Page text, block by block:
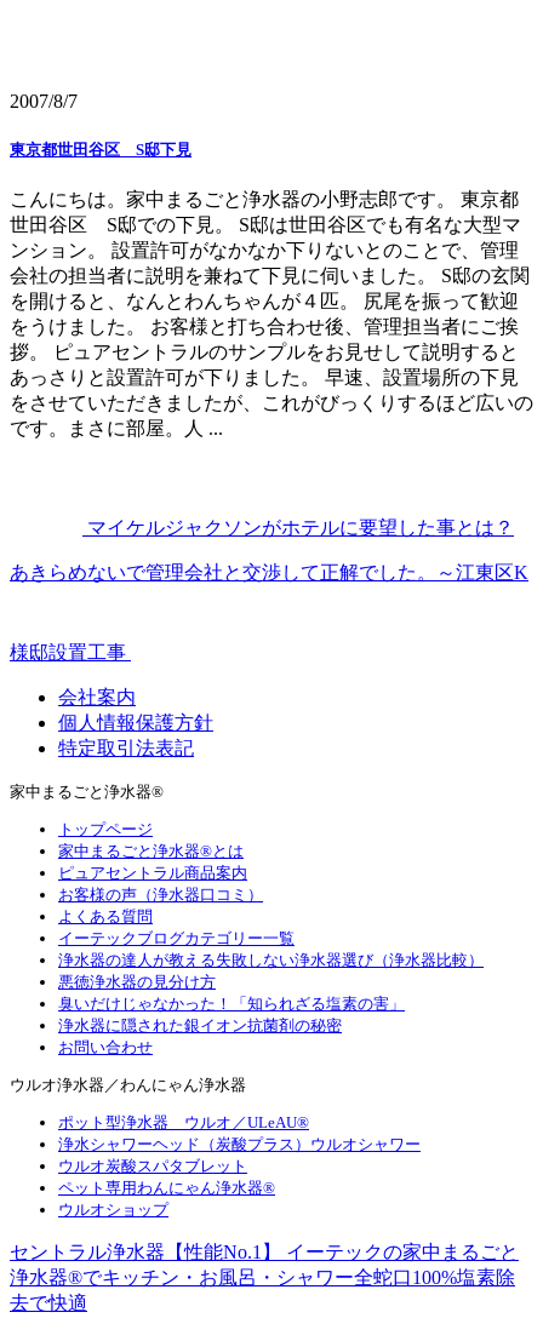
2007/8/7
東京都世田谷区 S邸下見
こんにちは。家中まるごと浄水器の小野志郎です。 東京都
世田谷区 S邸での下見。 S邸は世田谷区でも有名な大型マ
ンション。 設置許可がなかなか下りないとのことで、管理
会社の担当者に説明を兼ねて下見に伺いました。 S邸の玄関
を開けると、なんとわんちゃんが４匹。 尻尾を振って歓迎
をうけました。 お客様と打ち合わせ後、管理担当者にご挨
拶。 ピュアセントラルのサンプルをお見せして説明すると
あっさりと設置許可が下りました。 早速、設置場所の下見
をさせていただきましたが、これがびっくりするほど広いの
です。まさに部屋。人 ...
マイケルジャクソンがホテルに要望した事とは？
あきらめないで管理会社と交渉して正解でした。～江東区K
様邸設置工事
会社案内
個人情報保護方針
特定取引法表記
家中まるごと浄水器®
トップページ
家中まるごと浄水器®とは
ピュアセントラル商品案内
お客様の声（浄水器口コミ）
よくある質問
イーテックブログカテゴリー一覧
浄水器の達人が教える失敗しない浄水器選び（浄水器比較）
悪徳浄水器の見分け方
臭いだけじゃなかった！「知られざる塩素の害」
浄水器に隠された銀イオン抗菌剤の秘密
お問い合わせ
ウルオ浄水器／わんにゃん浄水器
ポット型浄水器 ウルオ／ULeAU®
浄水シャワーヘッド（炭酸プラス）ウルオシャワー
ウルオ炭酸スパタブレット
ペット専用わんにゃん浄水器®
ウルオショップ
セントラル浄水器【性能No.1】 イーテックの家中まるごと
浄水器®でキッチン・お風呂・シャワー全蛇口100%塩素除
去で快適